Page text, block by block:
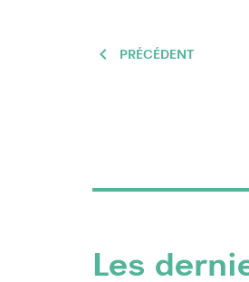
PRÉCÉDENT
Les